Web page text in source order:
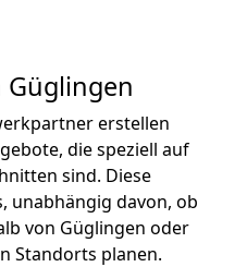
Güglingen
erstellen
die speziell auf
sind. Diese
unabhängig davon, ob
von Güglingen oder
Standorts planen.